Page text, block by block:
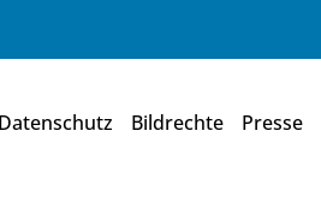
Datenschutz Bildrechte Presse